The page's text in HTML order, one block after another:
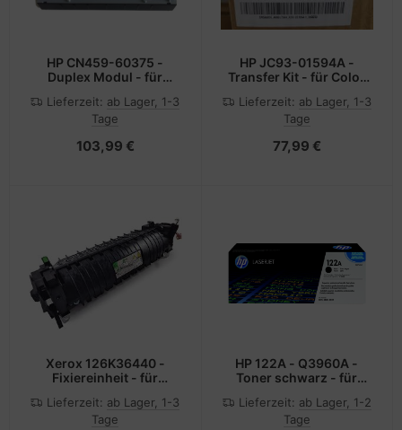
HP CN459-60375 -
Duplex Modul - für
377 Pro 477 PageWide
P55250 P57750
Lieferzeit: ab Lager, 1-3
Tage
103,99 €
HP JC93-01594A -
Transfer Kit - für Color
178NWG / 179FNW /
179FWG Serie
Lieferzeit: ab Lager, 1-3
Tage
77,99 €
Xerox 126K36440 -
Fixiereinheit - für
Lieferzeit: ab Lager, 1-3
Tage
HP 122A - Q3960A -
Toner schwarz - für
2550Ln, 2550n, 2820,
2830, 2840
Lieferzeit: ab Lager, 1-2
Tage